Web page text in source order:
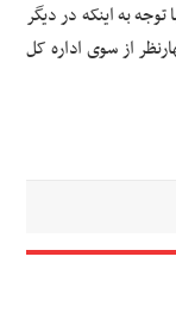
به اینکه در دیگر
از سوی اداره کل